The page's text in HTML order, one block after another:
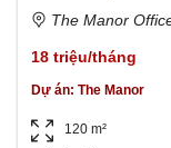
The Manor
18 triệu/tháng
Dự án: The Manor
120 m²